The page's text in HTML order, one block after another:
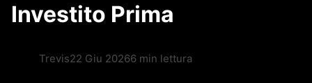
Investito Prima
Trevis22 Giu 20266 min lettura